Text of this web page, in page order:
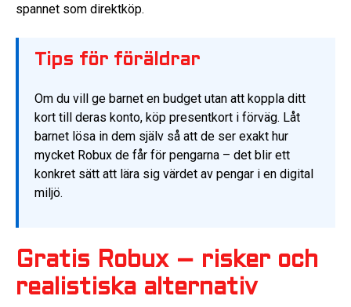
spannet som direktköp.
Tips för föräldrar
Om du vill ge barnet en budget utan att koppla ditt
kort till deras konto, köp presentkort i förväg. Låt
barnet lösa in dem själv så att de ser exakt hur
mycket Robux de får för pengarna – det blir ett
konkret sätt att lära sig värdet av pengar i en digital
miljö.
Gratis Robux – risker och
realistiska alternativ